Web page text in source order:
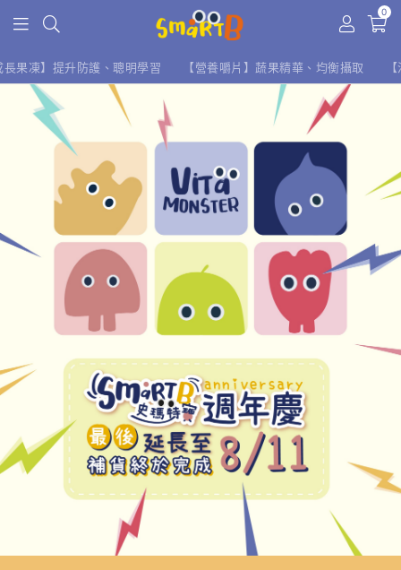
0
長果凍】提升防護、聰明學習 【營養嚼片】蔬果精華、均衡攝取